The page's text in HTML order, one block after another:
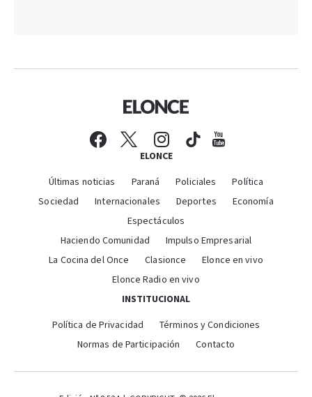
ELONCE
Últimas noticias Paraná Policiales
Política
Sociedad
Internacionales Deportes
Economía
Espectáculos
Haciendo Comunidad
Impulso Empresarial
La Cocina del Once
Clasionce
Elonce en vivo
Elonce Radio en vivo
INSTITUCIONAL
Política de Privacidad
Términos y Condiciones
Normas de Participación
Contacto